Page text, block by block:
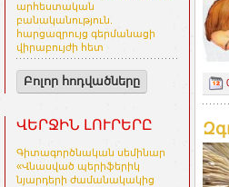
արհեստական
բանականություն.
հարցազրույց գերմանացի
վիրաբույժի հետ
Բոլոր հոդվածները
ՎԵՐՋԻՆ ԼՈՒՐԵՐԸ
Գիտագործնական սեմինար
«Վնասված պերիֆերիկ
նյարդերի ժամանակակից